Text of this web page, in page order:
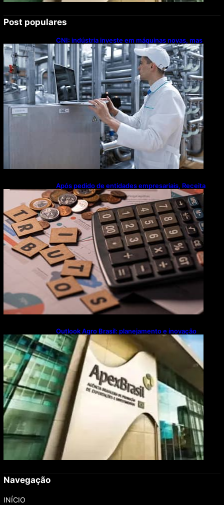
Post populares
CNI: indústria investe em máquinas novas, mas
modernização tecnológica avança lentamente
Após pedido de entidades empresariais, Receita
flexibiliza regras da Reforma Tributária
Outlook Agro Brasil: planejamento e inovação
pautam debates sobre futuro do agronegócio
Navegação
INÍCIO